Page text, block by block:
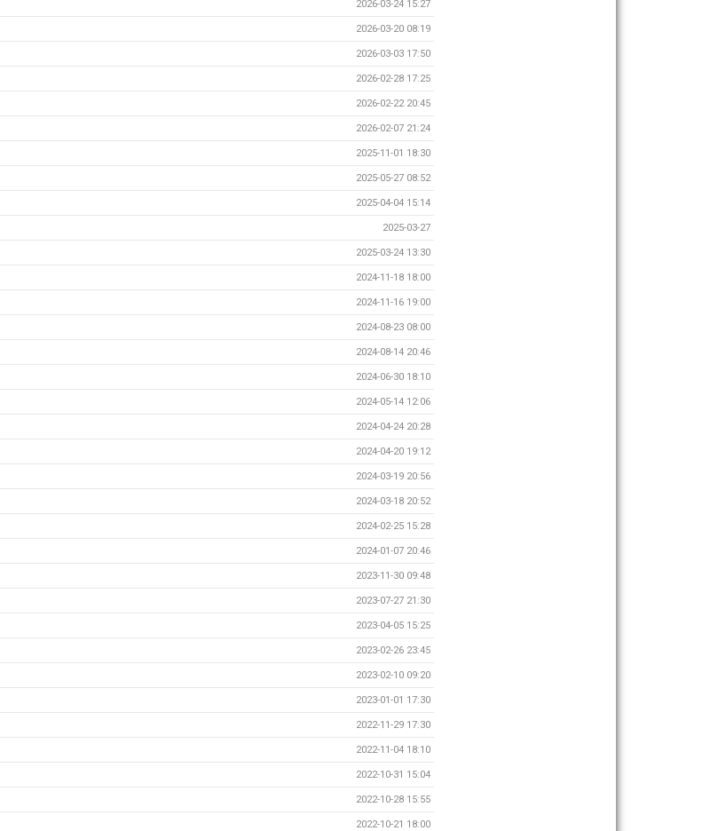
2026-03-24 15:27
2026-03-20 08:19
2026-03-03 17:50
2026-02-28 17:25
2026-02-22 20:45
2026-02-07 21:24
2025-11-01 18:30
2025-05-27 08:52
2025-04-04 15:14
2025-03-27
2025-03-24 13:30
2024-11-18 18:00
2024-11-16 19:00
2024-08-23 08:00
2024-08-14 20:46
2024-06-30 18:10
2024-05-14 12:06
2024-04-24 20:28
2024-04-20 19:12
2024-03-19 20:56
2024-03-18 20:52
2024-02-25 15:28
2024-01-07 20:46
2023-11-30 09:48
2023-07-27 21:30
2023-04-05 15:25
2023-02-26 23:45
2023-02-10 09:20
2023-01-01 17:30
2022-11-29 17:30
2022-11-04 18:10
2022-10-31 15:04
2022-10-28 15:55
2022-10-21 18:00